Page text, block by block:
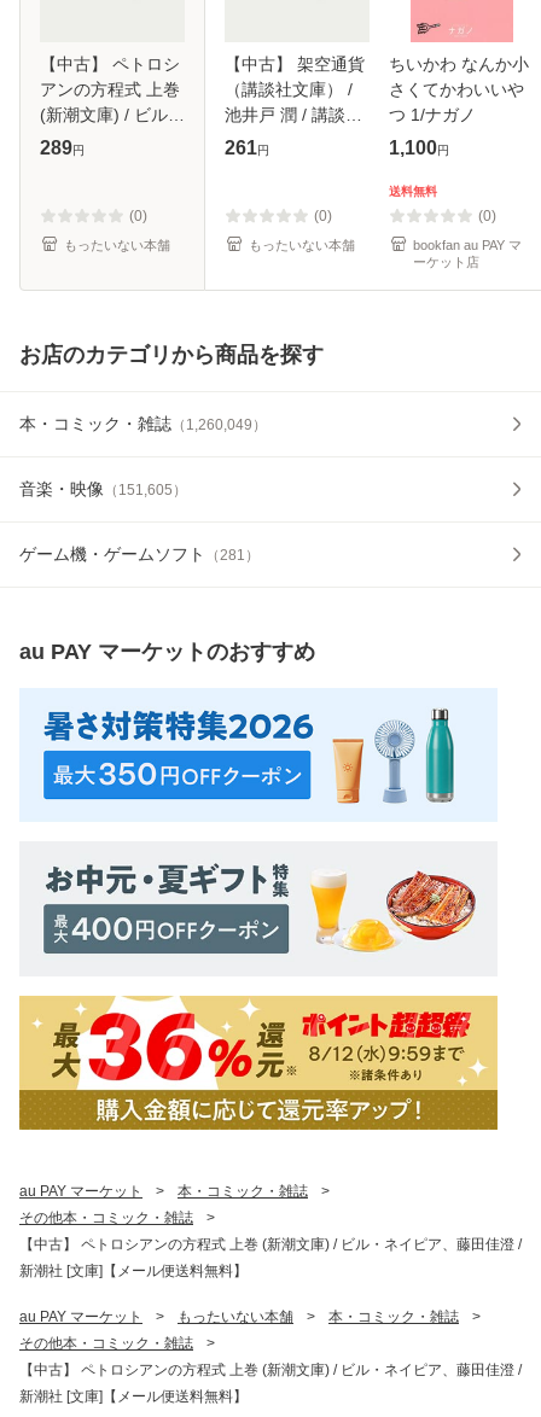
【中古】 ペトロシ
アンの方程式 上巻
(新潮文庫) / ビル・
ネイピア、藤田佳
料】
289円
(0)
もったいない本舗
【中古】 架空通貨
（講談社文庫） /
池井戸 潤 / 講談社
[文庫]【メール便送
261円
(0)
もったいない本舗
ちいかわ なんか小
さくてかわいいや
つ 1/ナガノ
1,100円
送料無料
(0)
bookfan au PAY マ
ーケット店
お店のカテゴリから商品を探す
本・コミック・雑誌 （ 1,260,049 ）
音楽・映像 （ 151,605 ）
ゲーム機・ゲームソフト （281 ）
au PAY マーケットのおすすめ
au PAY マーケット > 本・コミック・雑誌
>
その他本・コミック・雑誌
>
【中古】 ペトロシアンの方程式 上巻 (新潮文庫) / ビル・ネイピア、藤田佳澄 /
新潮社 [文庫]【メール便送料無料】
au PAY マーケット > もったいない本舗 > 本・コミック・雑誌
>
その他本・コミック・雑誌
>
【中古】 ペトロシアンの方程式 上巻 (新潮文庫) / ビル・ネイピア、藤田佳澄 /
新潮社 [文庫]【メール便送料無料】